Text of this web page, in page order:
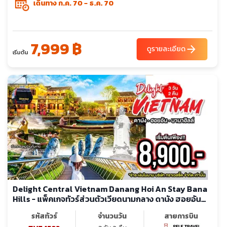
เดินทาง ก.ค. 70 - ธ.ค. 70
เริ่มต้น 7,999 ฿ ดูรายละเอียดarrow_forward
Delight Central Vietnam Danang Hoi An Stay Bana
Hills - แพ็คเกจทัวร์ส่วนตัวเวียดนามกลาง ดานัง ฮอยอัน
รหัสทัวร์
จำนวนวัน
สายการบิน